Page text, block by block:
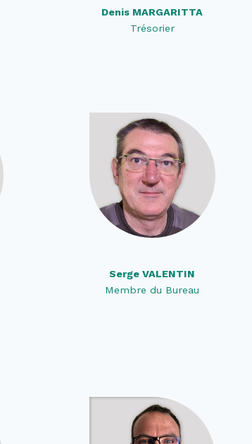
Denis MARGARITTA
Trésorier
Serge VALENTIN
Membre du Bureau